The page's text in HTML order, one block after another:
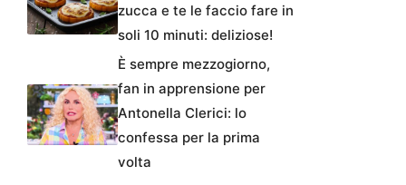
zucca e te le faccio fare in
soli 10 minuti: deliziose!
È sempre mezzogiorno,
fan in apprensione per
Antonella Clerici: lo
confessa per la prima
volta